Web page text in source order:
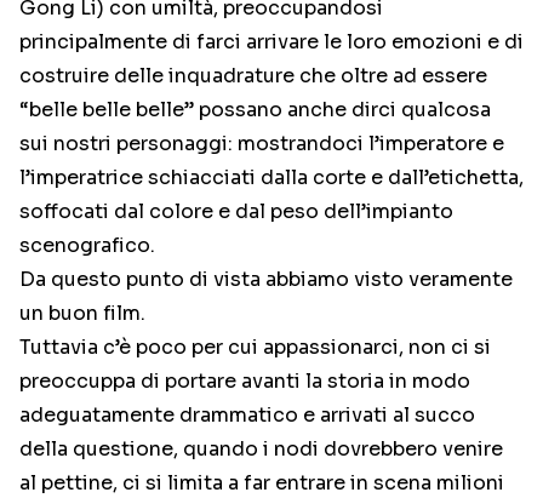
Gong Li) con umiltà, preoccupandosi
principalmente di farci arrivare le loro emozioni e di
costruire delle inquadrature che oltre ad essere
“belle belle belle” possano anche dirci qualcosa
sui nostri personaggi: mostrandoci l’imperatore e
l’imperatrice schiacciati dalla corte e dall’etichetta,
soffocati dal colore e dal peso dell’impianto
scenografico.
Da questo punto di vista abbiamo visto veramente
un buon film.
Tuttavia c’è poco per cui appassionarci, non ci si
preoccuppa di portare avanti la storia in modo
adeguatamente drammatico e arrivati al succo
della questione, quando i nodi dovrebbero venire
al pettine, ci si limita a far entrare in scena milioni